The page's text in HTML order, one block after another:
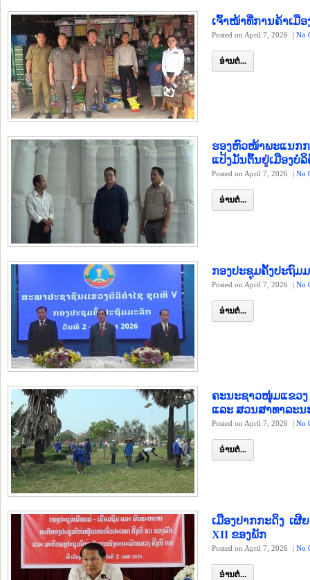
ເຈົ້າໜ້າທີ່ການຄ້າເມື
Posted on April 7, 2026 | No
ອ່ານຕໍ່...
ຮອງຫົວໜ້າພະແນກ
ແປ້ງມັນຕົ້ນຢູ່ເມືອງບໍ
Posted on April 7, 2026 | No
ອ່ານຕໍ່...
ກອງປະຊຸມຄັ້ງປະຖົມ
Posted on April 7, 2026 | No
ອ່ານຕໍ່...
ຄະນະຊາວໜຸ່ມແຂວ
ແລະ ສວນສາທາລະ
Posted on April 7, 2026 | No
ອ່ານຕໍ່...
ເມືອງປາກກະດິງ ເ
XII ຂອງພັກ
Posted on April 7, 2026 | No
ອ່ານຕໍ່...